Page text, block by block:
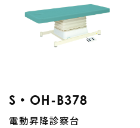
S・OH-B378
電動昇降診察台